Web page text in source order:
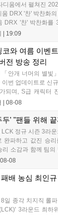
디움에서 펼쳐진
DRX '찬' 박찬화
DRX '찬' 박찬화를
락하고 말았다. 경
| 19:09
코와 여름 이벤
전 방송 정리
안개 너머의 별빛
번 업데이트로 신
되며, S급 캐릭터
즌을 맞아 비치발리
8월 11일까지 사용
공식 채널을 통해
| 08-08
두' "팬들 위해
정규 시즌 3라
완파하고 값진 승
리 소감과 함께 팀
2:0 완승에 대해 '두
08-08
배 농심 최인
일 종각 치지직 롤
3라운드 최하